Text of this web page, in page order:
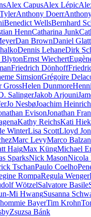
Alex CapusAlex Lépic
Anthony Doerr
Benedict WellsBernhard
HennCatharina Junk
Dan BrownDaniel
Dennis LehaneDirk
BlytonErnst Wiechert
Friedrich Dönhoff
SimsionGrégoire
GrossHelen Dunmore
SalingerJakob Arjouni
Jo NesbøJoachim
EvisonJonathan
Kathy ReichsKati
WinterLisa ScottLloyd
Marc LevyMarco
HaigMax KüngMichael
SparksNick MasonNicola
TschanPaulo Coelho
RompaRegula Wenger
WötzelSalvatore Basile
Mi HwangSusanna
BayerTim Krohn
Zsuzsa Bánk